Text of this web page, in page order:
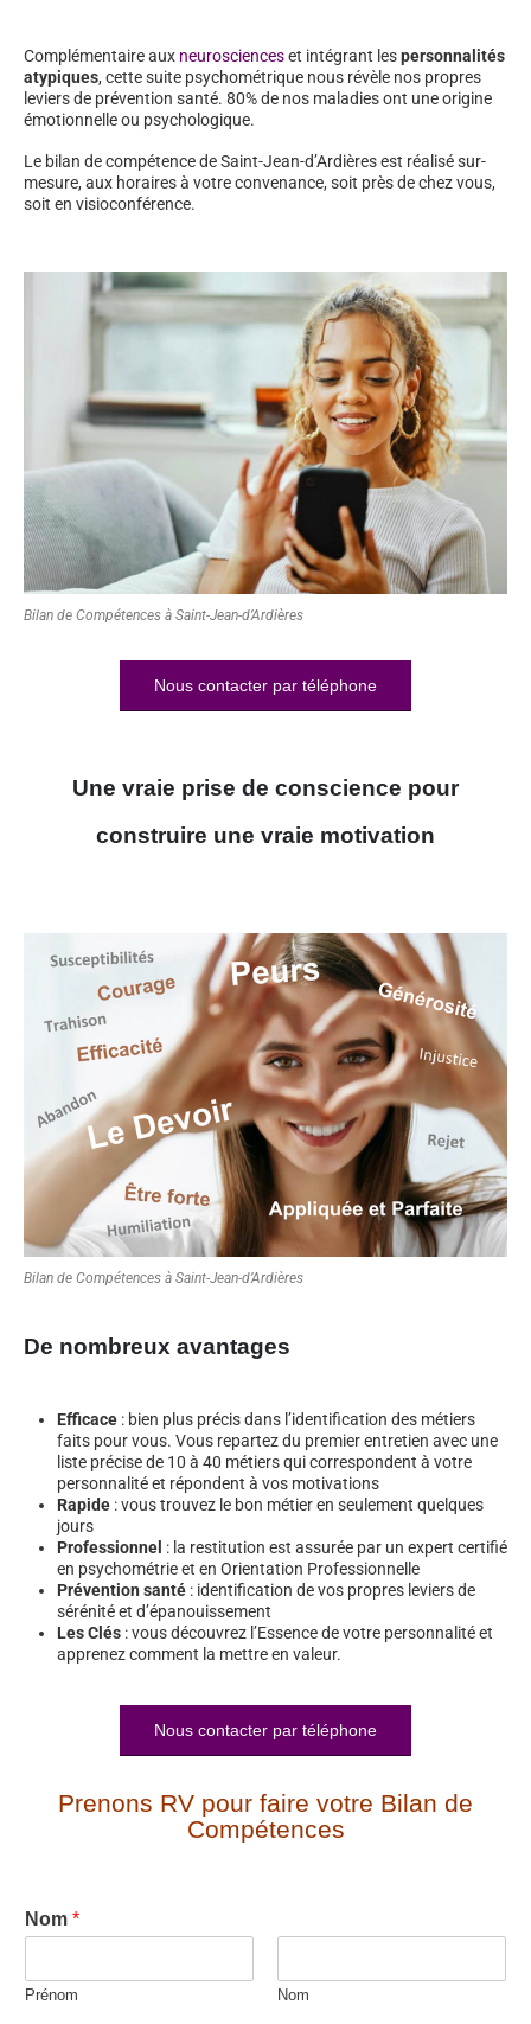
Complémentaire aux neuroscienceset intégrant lespersonnalités
atypiques, cette suite psychométrique nous révèle nos propres
leviers de prévention santé. 80% de nos maladies ont une origine
émotionnelle ou psychologique.
Le bilan de compétence de Saint-Jean-d’Ardières est réalisé sur-
mesure, aux horaires à votre convenance, soit près de chez vous,
soit en visioconférence.
Bilan de Compétences à Saint-Jean-d’Ardières
Nous contacter par téléphone
Une vraie prise de conscience pour
construire une vraie motivation
Bilan de Compétences à Saint-Jean-d’Ardières
De nombreux avantages
Efficace : bien plus précis dans l’identification des métiers
faits pour vous. Vous repartez du premier entretien avec une
liste précise de 10 à 40 métiers qui correspondent à votre
personnalité et répondent à vos motivations
Rapide : vous trouvez le bon métier en seulement quelques
jours
Professionnel : la restitution est assurée par un expert certifié
en psychométrie et en Orientation Professionnelle
Prévention santé : identification de vos propres leviers de
sérénité et d’épanouissement
Les Clés : vous découvrez l’Essence de votre personnalité et
apprenez comment la mettre en valeur.
Nous contacter par téléphone
Prenons RV pour faire votre Bilan de
Compétences
Nom *
Prénom Nom